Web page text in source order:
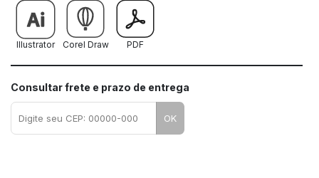
Illustrator Corel Draw PDF
Consultar frete e prazo de entrega
OK